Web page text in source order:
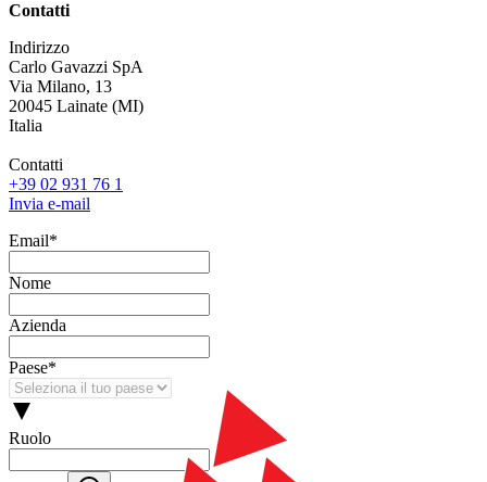
Contatti
Indirizzo
Carlo Gavazzi SpA
Via Milano, 13
20045 Lainate (MI)
Italia
Contatti
+39 02 931 76 1
Invia e-mail
Email*
Nome
Azienda
Paese*
Ruolo